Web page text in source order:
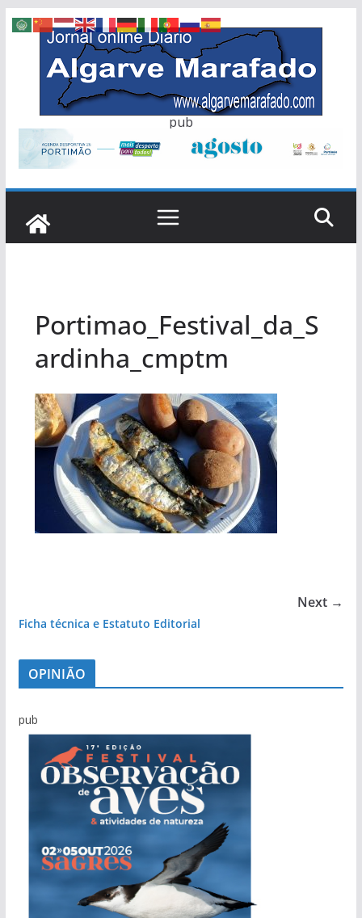
Skip
content
pub
Portimao_Festival_da_S
ardinha_cmptm
Next →
Ficha técnica e Estatuto Editorial
OPINIÃO
pub